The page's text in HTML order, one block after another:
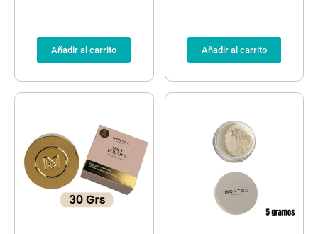
Añadir al carrito Añadir al carrito